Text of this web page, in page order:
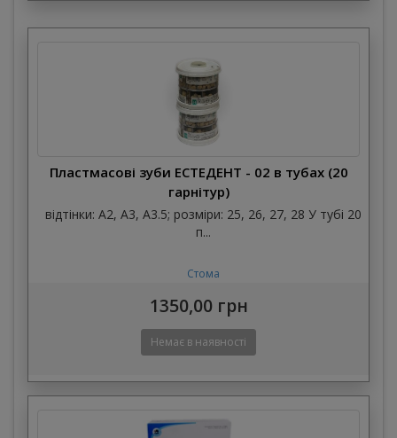
Пластмасові зуби ЕСТЕДЕНТ - 02 в тубах (20
гарнітур)
відтінки: А2, А3, А3.5; розміри: 25, 26, 27, 28 У тубі 20
п...
Стома
1350,00 грн